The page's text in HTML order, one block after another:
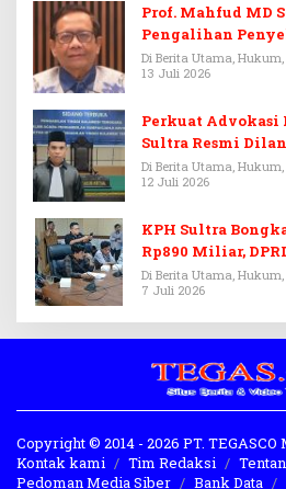
Prof. Mahfud MD
Pengalihan
Febrie Adriansyah
Di Berita Utama,
13 Juli 2026
Perkuat Advokasi
Sultra Resmi
PERADI
Di Berita Utama,
12 Juli 2026
KPH Sultra
Rp890 Miliar,
Di Berita Utama,
7 Juli 2026
Copyright © 2014 - 2026 PT.
Kontak kami
Tim Redaksi
Pedoman Media Siber
Bank Data